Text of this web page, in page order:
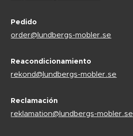
Pedido
order@lundbergs-mobler.se
Reacondicionamiento
rekond@lundbergs-mobler.se
Reclamación
reklamation@lundbergs-mobler.se